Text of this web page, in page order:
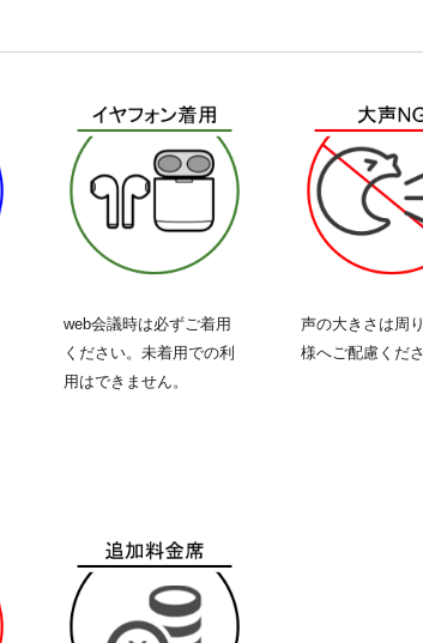
web会議時は必ずご着用
ください。未着用での利
用はできません。
声の大きさは周
様へご配慮くださ